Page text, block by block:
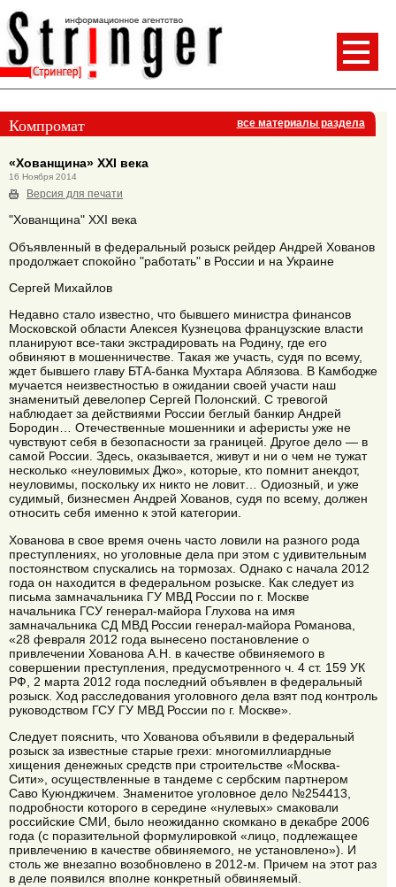
Компромат все материалы раздела
«Хованщина» XXI века
16 Ноября 2014
Версия для печати
"Хованщина" XXI века
Объявленный в федеральный розыск рейдер Андрей Хованов
продолжает спокойно "работать" в России и на Украине
Сергей Михайлов
Недавно стало известно, что бывшего министра финансов
Московской области Алексея Кузнецова французские власти
планируют все-таки экстрадировать на Родину, где его
обвиняют в мошенничестве. Такая же участь, судя по всему,
ждет бывшего главу БТА-банка Мухтара Аблязова. В Камбодже
мучается неизвестностью в ожидании своей участи наш
знаменитый девелопер Сергей Полонский. С тревогой
наблюдает за действиями России беглый банкир Андрей
Бородин… Отечественные мошенники и аферисты уже не
чувствуют себя в безопасности за границей. Другое дело — в
самой России. Здесь, оказывается, живут и ни о чем не тужат
несколько «неуловимых Джо», которые, кто помнит анекдот,
неуловимы, поскольку их никто не ловит… Одиозный, и уже
судимый, бизнесмен Андрей Хованов, судя по всему, должен
относить себя именно к этой категории.
Хованова в свое время очень часто ловили на разного рода
преступлениях, но уголовные дела при этом с удивительным
постоянством спускались на тормозах. Однако с начала 2012
года он находится в федеральном розыске. Как следует из
письма замначальника ГУ МВД России по г. Москве
начальника ГСУ генерал-майора Глухова на имя
замначальника СД МВД России генерал-майора Романова,
«28 февраля 2012 года вынесено постановление о
привлечении Хованова А.Н. в качестве обвиняемого в
совершении преступления, предусмотренного ч. 4 ст. 159 УК
РФ, 2 марта 2012 года последний объявлен в федеральный
розыск. Ход расследования уголовного дела взят под контроль
руководством ГСУ ГУ МВД России по г. Москве».
Следует пояснить, что Хованова объявили в федеральный
розыск за известные старые грехи: многомиллиардные
хищения денежных средств при строительстве «Москва-
Сити», осуществленные в тандеме с сербским партнером
Саво Куюнджичем. Знаменитое уголовное дело №254413,
подробности которого в середине «нулевых» смаковали
российские СМИ, было неожиданно скомкано в декабре 2006
года (с поразительной формулировкой «лицо, подлежащее
привлечению в качестве обвиняемого, не установлено»). И
столь же внезапно возобновлено в 2012-м. Причем на этот раз
в деле появился вполне конкретный обвиняемый.